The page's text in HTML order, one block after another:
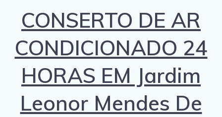
CONSERTO DE AR
CONDICIONADO 24
HORAS EM Jardim
Leonor Mendes De